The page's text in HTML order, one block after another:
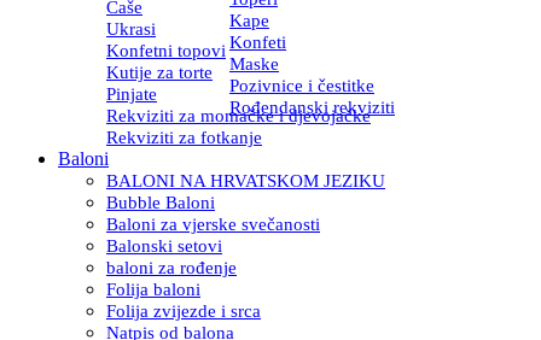
Čaše
Ukrasi
Kape
Konfetni topovi Konfeti
Kutije za torte
Maske
Pinjate
Pozivnice i čestitke
Rekviziti za momačke i djevojačke
Rođendanski rekviziti
Rekviziti za fotkanje
Baloni
BALONI NA HRVATSKOM JEZIKU
Bubble Baloni
Baloni za vjerske svečanosti
Balonski setovi
baloni za rođenje
Folija baloni
Folija zvijezde i srca
Natpis od balona